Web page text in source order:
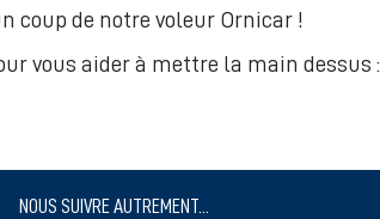
coup de notre voleur Ornicar !
vous aider à mettre la main dessus :
NOUS SUIVRE AUTREMENT...